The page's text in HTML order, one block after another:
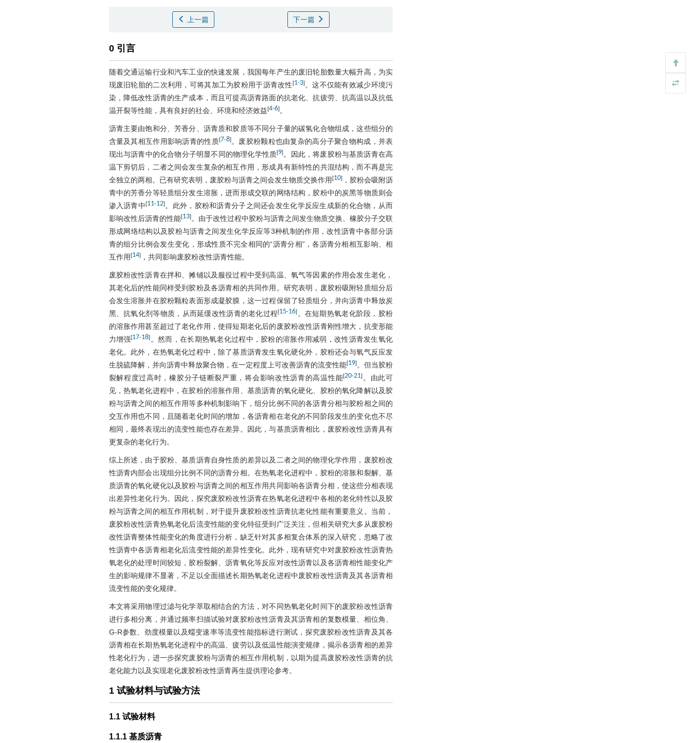
上一篇 下一篇
0 引言
随着交通运输行业和汽车工业的快速发展，我国每年产生的废旧轮胎数量大幅升高，为实
现废旧轮胎的二次利用，可将其加工为胶粉用于沥青改性[1-3]。这不仅能有效减少环境污
染，降低改性沥青的生产成本，而且可提高沥青路面的抗老化、抗疲劳、抗高温以及抗低
温开裂等性能，具有良好的社会、环境和经济效益[4-6]。
沥青主要由饱和分、芳香分、沥青质和胶质等不同分子量的碳氢化合物组成，这些组分的
含量及其相互作用影响沥青的性质[7-8]。废胶粉颗粒也由复杂的高分子聚合物构成，并表
现出与沥青中的化合物分子明显不同的物理化学性质[9]。因此，将废胶粉与基质沥青在高
温下剪切后，二者之间会发生复杂的相互作用，形成具有新特性的共混结构，而不再是完
全独立的两相。已有研究表明，废胶粉与沥青之间会发生物质交换作用[10]，胶粉会吸附沥
青中的芳香分等轻质组分发生溶胀，进而形成交联的网络结构，胶粉中的炭黑等物质则会
渗入沥青中[11-12]。此外，胶粉和沥青分子之间还会发生化学反应生成新的化合物，从而
影响改性后沥青的性能[13]。由于改性过程中胶粉与沥青之间发生物质交换、橡胶分子交联
形成网络结构以及胶粉与沥青之间发生化学反应等3种机制的作用，改性沥青中各部分沥
青的组分比例会发生变化，形成性质不完全相同的“沥青分相”，各沥青分相相互影响、相
互作用[14]，共同影响废胶粉改性沥青性能。
废胶粉改性沥青在拌和、摊铺以及服役过程中受到高温、氧气等因素的作用会发生老化，
其老化后的性能同样受到胶粉及各沥青相的共同作用。研究表明，废胶粉吸附轻质组分后
会发生溶胀并在胶粉颗粒表面形成凝胶膜，这一过程保留了轻质组分，并向沥青中释放炭
黑、抗氧化剂等物质，从而延缓改性沥青的老化过程[15-16] 。在短期热氧老化阶段，胶粉
的溶胀作用甚至超过了老化作用，使得短期老化后的废胶粉改性沥青刚性增大，抗变形能
力增强[17-18] 。然而，在长期热氧老化过程中，胶粉的溶胀作用减弱，改性沥青发生氧化
老化。此外，在热氧老化过程中，除了基质沥青发生氧化硬化外，胶粉还会与氧气反应发
生脱硫降解，并向沥青中释放聚合物，在一定程度上可改善沥青的流变性能[19]。但当胶粉
裂解程度过高时，橡胶分子链断裂严重，将会影响改性沥青的高温性能[20-21] 。由此可
见，热氧老化进程中，在胶粉的溶胀作用、基质沥青的氧化硬化、胶粉的氧化降解以及胶
粉与沥青之间的相互作用等多种机制影响下，组分比例不同的各沥青分相与胶粉相之间的
交互作用也不同，且随着老化时间的增加，各沥青相在老化的不同阶段发生的变化也不尽
相同，最终表现出的流变性能也存在差异。因此，与基质沥青相比，废胶粉改性沥青具有
更复杂的老化行为。
综上所述，由于胶粉、基质沥青自身性质的差异以及二者之间的物理化学作用，废胶粉改
性沥青内部会出现组分比例不同的沥青分相。在热氧老化进程中，胶粉的溶胀和裂解、基
质沥青的氧化硬化以及胶粉与沥青之间的相互作用共同影响各沥青分相，使这些分相表现
出差异性老化行为。因此，探究废胶粉改性沥青在热氧老化进程中各相的老化特性以及胶
粉与沥青之间的相互作用机制，对于提升废胶粉改性沥青抗老化性能有重要意义。当前，
废胶粉改性沥青热氧老化后流变性能的变化特征受到广泛关注，但相关研究大多从废胶粉
改性沥青整体性能变化的角度进行分析，缺乏针对其多相复合体系的深入研究，忽略了改
性沥青中各沥青相老化后流变性能的差异性变化。此外，现有研究中对废胶粉改性沥青热
氧老化的处理时间较短，胶粉裂解、沥青氧化等反应对改性沥青以及各沥青相性能变化产
生的影响规律不显著，不足以全面描述长期热氧老化进程中废胶粉改性沥青及其各沥青相
流变性能的变化规律。
本文将采用物理过滤与化学萃取相结合的方法，对不同热氧老化时间下的废胶粉改性沥青
进行多相分离，并通过频率扫描试验对废胶粉改性沥青及其沥青相的复数模量、相位角、
G-R参数、劲度模量以及蠕变速率等流变性能指标进行测试，探究废胶粉改性沥青及其各
沥青相在长期热氧老化进程中的高温、疲劳以及低温性能演变规律，揭示各沥青相的差异
性老化行为，进一步探究废胶粉与沥青的相互作用机制，以期为提高废胶粉改性沥青的抗
老化能力以及实现老化废胶粉改性沥青再生提供理论参考。
1 试验材料与试验方法
1.1 试验材料
1.1.1 基质沥青